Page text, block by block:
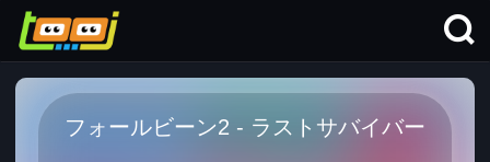
フォールビーン2 - ラストサバイバー